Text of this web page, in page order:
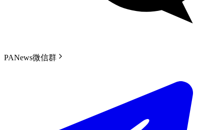
PANews微信群